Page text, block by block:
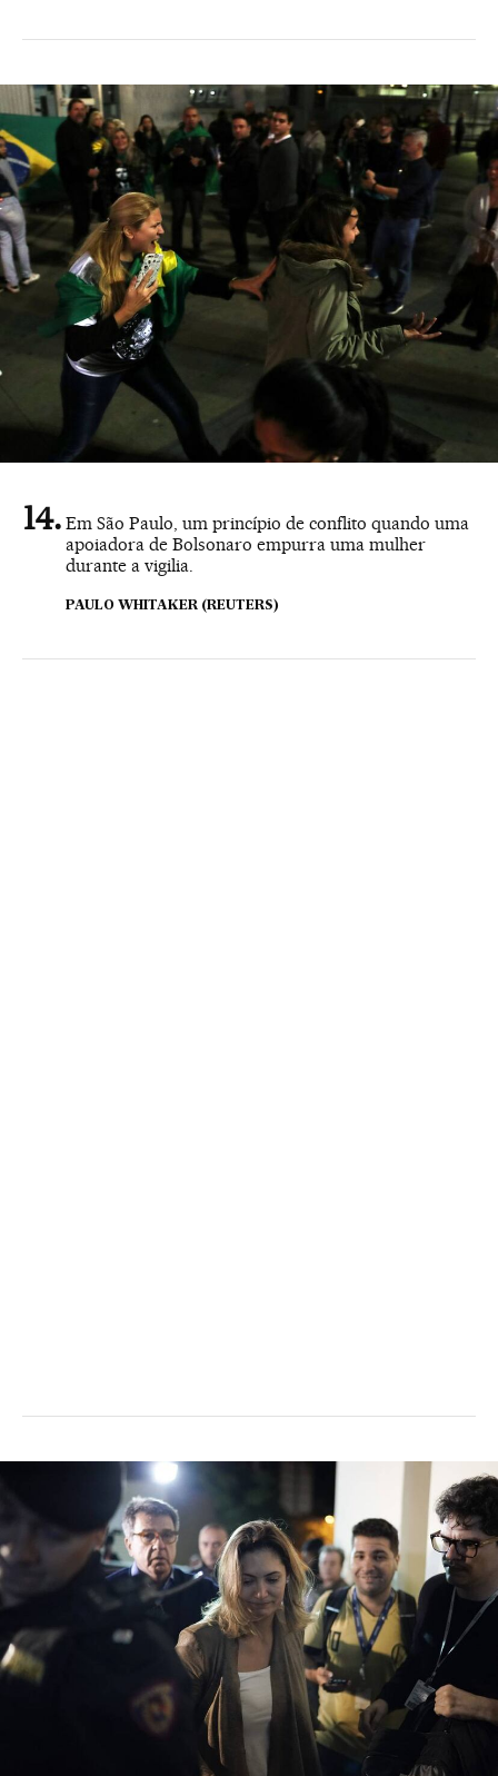
Em São Paulo, um princípio de conflito quando uma
apoiadora de Bolsonaro empurra uma mulher
durante a vigilia.
PAULO WHITAKER (REUTERS)